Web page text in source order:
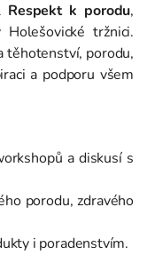
Respekt k porodu,
tržnici.
těhotenství, porodu,
a podporu všem
a diskusí s
porodu, zdravého
i poradenstvím.